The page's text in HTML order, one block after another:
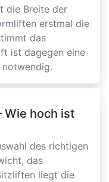
die Breite der
erstmal die
das
ist dagegen eine
Wie hoch ist
des richtigen
das
liegt die